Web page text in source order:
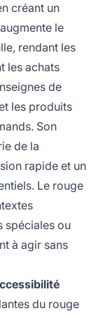
créant un
le
rendant les
les achats
de
les produits
Son
de la
rapide et un
Le rouge
spéciales ou
à agir sans
du rouge